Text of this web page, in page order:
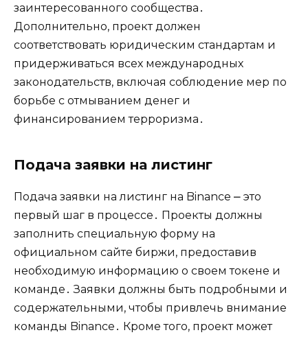
заинтересованного сообщества․
Дополнительно‚ проект должен
соответствовать юридическим стандартам и
придерживаться всех международных
законодательств‚ включая соблюдение мер по
борьбе с отмыванием денег и
финансированием терроризма․
Подача заявки на листинг
Подача заявки на листинг на Binance ⎼ это
первый шаг в процессе․ Проекты должны
заполнить специальную форму на
официальном сайте биржи‚ предоставив
необходимую информацию о своем токене и
команде․ Заявки должны быть подробными и
содержательными‚ чтобы привлечь внимание
команды Binance․ Кроме того‚ проект может